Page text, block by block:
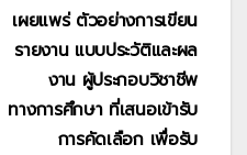
เผยแพร่ ตัวอย่างการเขียน
รายงาน แบบประวัติและผล
งาน ผู้ประกอบวิชาชีพ
ทางการศึกษา ที่เสนอเข้ารับ
การคัดเลือก เพื่อรับ